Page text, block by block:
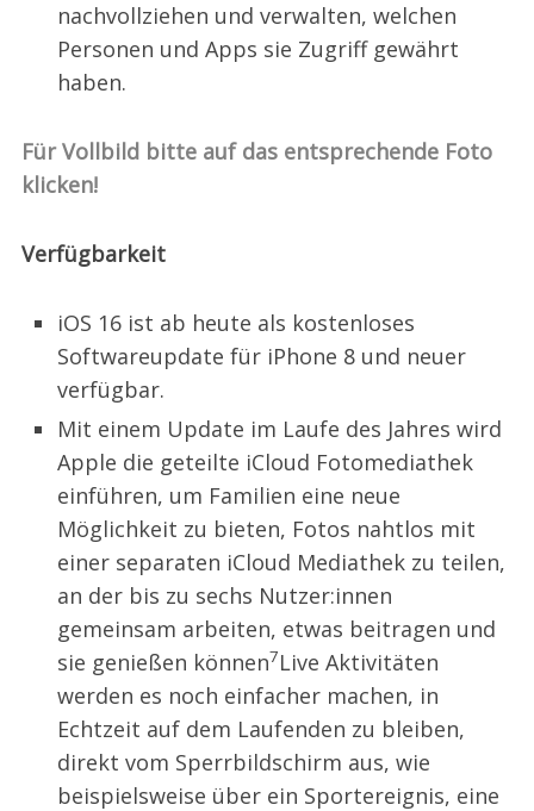
nachvollziehen und verwalten, welchen
Personen und Apps sie Zugriff gewährt
haben.
Für Vollbild bitte auf das entsprechende Foto
klicken!
Verfügbarkeit
iOS 16 ist ab heute als kostenloses
Softwareupdate für iPhone 8 und neuer
verfügbar.
Mit einem Update im Laufe des Jahres wird
Apple die geteilte iCloud Fotomediathek
einführen, um Familien eine neue
Möglichkeit zu bieten, Fotos nahtlos mit
einer separaten iCloud Mediathek zu teilen,
an der bis zu sechs Nutzer:innen
gemeinsam arbeiten, etwas beitragen und
sie genießen können7Live Aktivitäten
werden es noch einfacher machen, in
Echtzeit auf dem Laufenden zu bleiben,
direkt vom Sperrbildschirm aus, wie
beispielsweise über ein Sportereignis, eine